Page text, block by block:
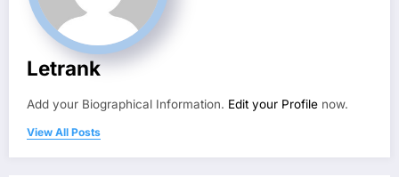
Letrank
Add your Biographical Information. Edit your Profile now.
View All Posts